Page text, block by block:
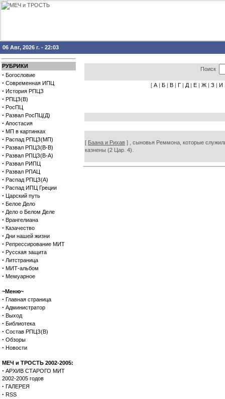
06 Авг, 2026 г. - 22:03
РУБРИКИ
· Богословие
· Современная ИПЦ
· История РПЦЗ
· РПЦЗ(В)
· РосПЦ
· Развал РосПЦ(Д)
· Апостасия
· МП в картинках
· Распад РПЦЗ(МП)
· Развал РПЦЗ(В-В)
· Развал РПЦЗ(В-А)
· Развал РИПЦ
· Развал РПАЦ
· Распад РПЦЗ(А)
· Распад ИПЦ Греции
· Царский путь
· Белое Дело
· Дело о Белом Деле
· Врангелиана
· Казачество
· Дни нашей жизни
· Репрессирование МИТ
· Русская защита
· Литстраница
· МИТ-альбом
· Мемуарное
~Меню~
· Главная страница
· Администратор
· Выход
· Библиотека
· Состав РПЦЗ(В)
· Обзоры
· Новости
МЕЧ и ТРОСТЬ 2002-2005:
· АРХИВ СТАРОГО МИТ
2002-2005 годов
· ГАЛЕРЕЯ
· RSS
Поиск
[ А | Б | В | Г | Д | Е | Ж | З | И
[ Баана и Рихав ] , сыновья Реммона, которые
казнены (2 Цар. 4).